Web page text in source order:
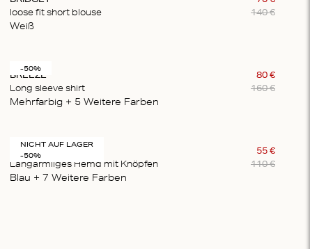
loose fit short blouse
140€
Weiß
-50%
BREEZE
Long sleeve shirt
80€
160€
Mehrfarbig+ 5 Weitere Farben
NICHT AUF LAGER
-50%
HAILEY
Langärmliges Hemd mit Knöpfen
55€
110€
Blau + 7 Weitere Farben